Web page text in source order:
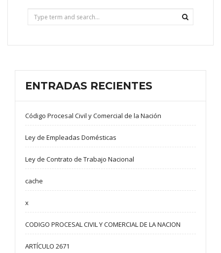
ENTRADAS RECIENTES
Código Procesal Civil y Comercial de la Nación
Ley de Empleadas Domésticas
Ley de Contrato de Trabajo Nacional
cache
x
CODIGO PROCESAL CIVIL Y COMERCIAL DE LA NACION
ARTÍCULO 2671